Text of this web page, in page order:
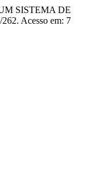
SISTEMA DE
Acesso em: 7